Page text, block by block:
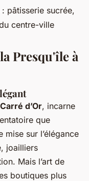
: pâtisserie sucrée,
centre-ville
Presqu'île à
Carré d’Or, incarne
que
mise sur l’élégance
joailliers
Mais l’art de
boutiques plus